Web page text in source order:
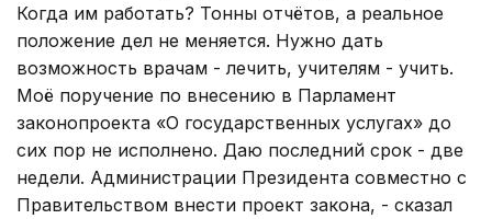
Когда им работать? Тонны отчётов, а реальное
положение дел не меняется. Нужно дать
возможность врачам - лечить, учителям - учить.
Моё поручение по внесению в Парламент
законопроекта «О государственных услугах» до
сих пор не исполнено. Даю последний срок - две
недели. Администрации Президента совместно с
Правительством внести проект закона, - сказал